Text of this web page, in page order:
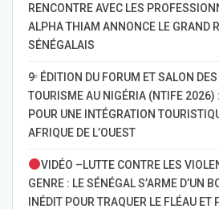
RENCONTRE AVEC LES
ALPHA THIAM ANNONCE LE GRAND
SÉNÉGALAIS
9ᵉ ÉDITION DU FORUM ET SALON
TOURISME AU NIGÉRIA (NTIFE 2026)
POUR UNE INTÉGRATION
AFRIQUE DE L’OUEST
VIDÉO –LUTTE CONTRE LES
GENRE : LE SÉNÉGAL S’ARME D’UN
INÉDIT POUR TRAQUER LE FLÉAU ET